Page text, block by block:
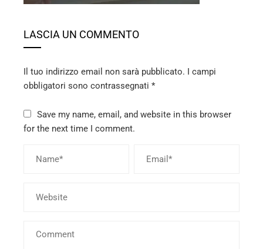
LASCIA UN COMMENTO
Il tuo indirizzo email non sarà pubblicato. I campi
obbligatori sono contrassegnati *
Save my name, email, and website in this browser
for the next time I comment.